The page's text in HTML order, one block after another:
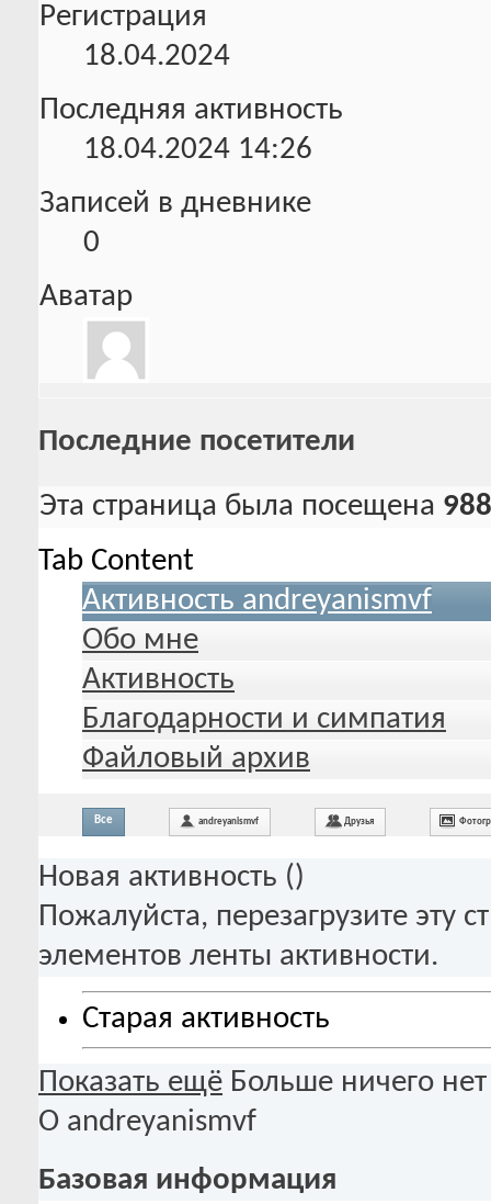
Регистрация
18.04.2024
Последняя активность
18.04.2024 14:26
Записей в дневнике
0
Аватар
Последние посетители
Эта страница была посещена 988
Tab Content
Активность andreyanismvf
Обо мне
Активность
Благодарности и симпатия
Файловый архив
Все andreyanismvf Друзья
Новая активность ()
Пожалуйста, перезагрузите эту
элементов ленты активности.
Старая активность
Показать ещё Больше ничего нет
О andreyanismvf
Базовая информация